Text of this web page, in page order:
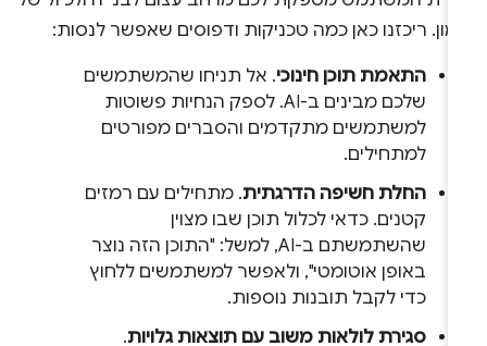
ריכזנו כאן כמה טכניקות ודפוסים שאפשר לנסות:
התאמת תוכן חינוכי. אל תניחו שהמשתמשים
שלכם מבינים ב-AI. לספק הנחיות פשוטות
למשתמשים מתקדמים והסברים מפורטים
למתחילים.
החלת חשיפה הדרגתית. מתחילים עם רמזים
קטנים. כדאי לכלול תוכן שבו מצוין
שהשתמשתם ב-AI, למשל: "התוכן הזה נוצר
באופן אוטומטי", ולאפשר למשתמשים ללחוץ
כדי לקבל תובנות נוספות.
סגירת לולאות משוב עם תוצאות גלויות.